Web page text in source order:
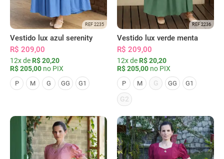
REF 2235
Vestido lux azul serenity
R$ 209,00
12x de R$ 20,20
R$ 205,00 no PIX
P M G GG G1
REF 2236
Vestido lux verde menta
R$ 209,00
12x de R$ 20,20
R$ 205,00 no PIX
P M G GG G1
G2